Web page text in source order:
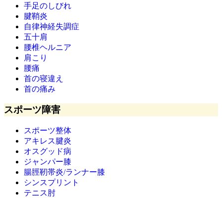
手足のしびれ
腱鞘炎
自律神経失調症
五十肩
腰椎ヘルニア
肩こり
腰痛
首の寝違え
首の痛み
スポーツ障害
スポーツ整体
アキレス腱炎
オスグッド病
ジャンパー膝
腸脛靭帯炎/ランナー膝
シンスプリント
テニス肘